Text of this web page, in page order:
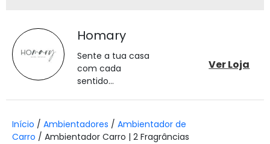
Homary
Sente a tua casa
com cada
sentido...
Ver Loja
Início / Ambientadores / Ambientador de
Carro / Ambientador Carro | 2 Fragrâncias